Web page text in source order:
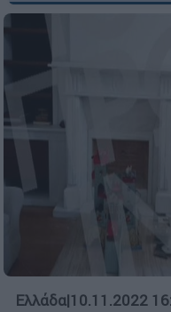
Ελλάδα|10.11.2022